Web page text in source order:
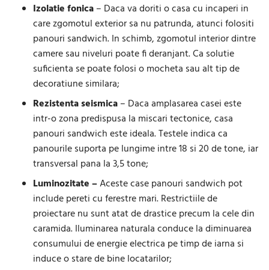
Izolatie fonica– Daca va doriti o casa cu incaperi in
care zgomotul exterior sa nu patrunda, atunci folositi
panouri sandwich. In schimb, zgomotul interior dintre
camere sau niveluri poate fi deranjant. Ca solutie
suficienta se poate folosi o mocheta sau alt tip de
decoratiune similara;
Rezistenta seismica– Daca amplasarea casei este
intr-o zona predispusa la miscari tectonice, casa
panouri sandwich este ideala. Testele indica ca
panourile suporta pe lungime intre 18 si 20 de tone, iar
transversal pana la 3,5 tone;
Luminozitate –Aceste case panouri sandwich pot
include pereti cu ferestre mari. Restrictiile de
proiectare nu sunt atat de drastice precum la cele din
caramida. Iluminarea naturala conduce la diminuarea
consumului de energie electrica pe timp de iarna si
induce o stare de bine locatarilor;